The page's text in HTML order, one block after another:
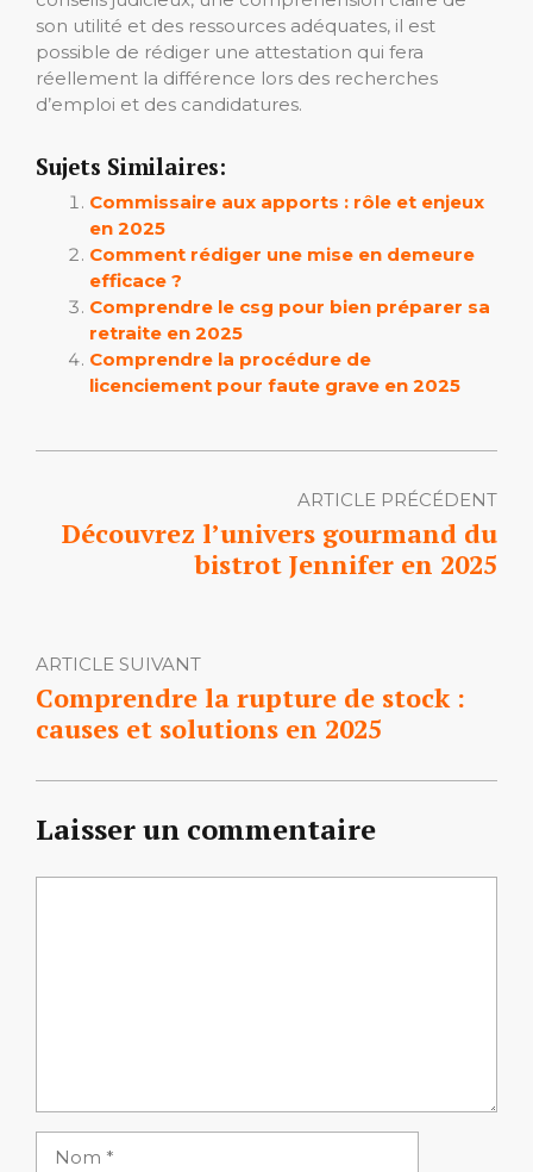
son utilité et des ressources adéquates, il est
possible de rédiger une attestation qui fera
réellement la différence lors des recherches
d’emploi et des candidatures.
Sujets Similaires:
Commissaire aux apports : rôle et enjeux
en 2025
Comment rédiger une mise en demeure
efficace ?
Comprendre le csg pour bien préparer sa
retraite en 2025
Comprendre la procédure de
licenciement pour faute grave en 2025
ARTICLE PRÉCÉDENT
Découvrez l’univers gourmand du
bistrot Jennifer en 2025
ARTICLE SUIVANT
Comprendre la rupture de stock :
causes et solutions en 2025
Laisser un commentaire